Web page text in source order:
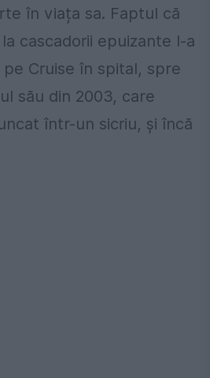
în viața sa. Faptul că
cascadorii epuizante l-a
Cruise în spital, spre
său din 2003, care
într-un sicriu, și încă